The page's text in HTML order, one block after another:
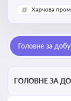
оподаткування
ліцензування та
Харчова
Головне за
ГОЛОВНЕ ЗА